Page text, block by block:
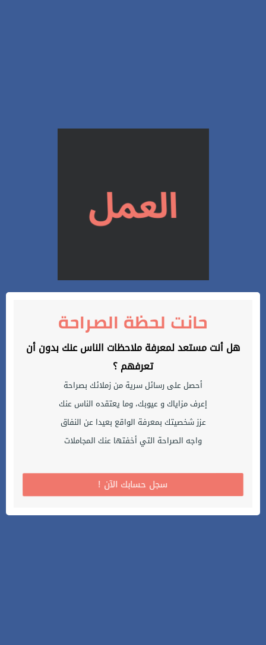
حانت لحظة الصراحة
هل أنت مستعد لمعرفة ملاحظات الناس عنك بدون أن
تعرفهم ؟
أحصل على رسائل سرية من زملائك بصراحة
إعرف مزاياك و عيوبك، وما يعتقده الناس عنك
عزز شخصيتك بمعرفة الواقع بعيدا عن النفاق
واجه الصراحة التي أخفتها عنك المجاملات
! سجل حسابك الآن